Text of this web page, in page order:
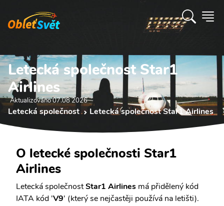
Letecká společnost Star1
Airlines
Aktualizováno 07.08 2026
Letecká společnost Letecká společnost Star1 Airlines
O letecké společnosti Star1
Airlines
Letecká společnostStar1 Airlines má přidělený kód
IATA kód 'V9' (který se nejčastěji používá na letišti).